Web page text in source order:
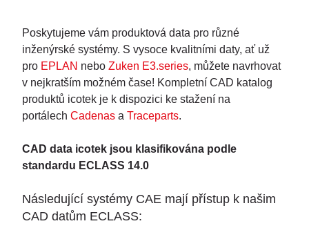
Poskytujeme vám produktová data pro různé
inženýrské systémy. S vysoce kvalitními daty, ať už
pro EPLAN nebo Zuken E3.series, můžete navrhovat
v nejkratším možném čase! Kompletní CAD katalog
produktů icotek je k dispozici ke stažení na
portálech Cadenas a Traceparts.
CAD data icotek jsou klasifikována podle
standardu ECLASS 14.0
Následující systémy CAE mají přístup k našim
CAD datům ECLASS: